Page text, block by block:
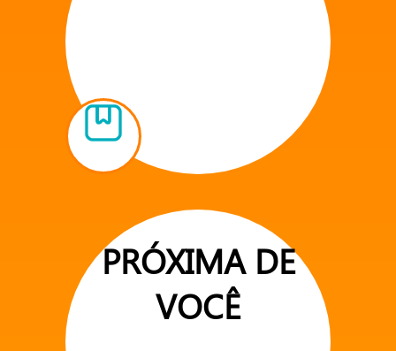
PRÓXIMA DE
VOCÊ